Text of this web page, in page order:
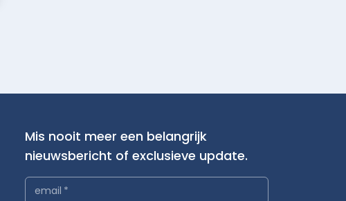
Mis nooit meer een belangrijk
nieuwsbericht of exclusieve update.
email *